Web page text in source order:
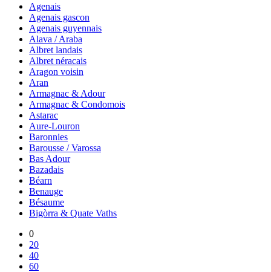
Agenais
Agenais gascon
Agenais guyennais
Alava / Araba
Albret landais
Albret néracais
Aragon voisin
Aran
Armagnac & Adour
Armagnac & Condomois
Astarac
Aure-Louron
Baronnies
Barousse / Varossa
Bas Adour
Bazadais
Béarn
Benauge
Bésaume
Bigòrra & Quate Vaths
0
20
40
60